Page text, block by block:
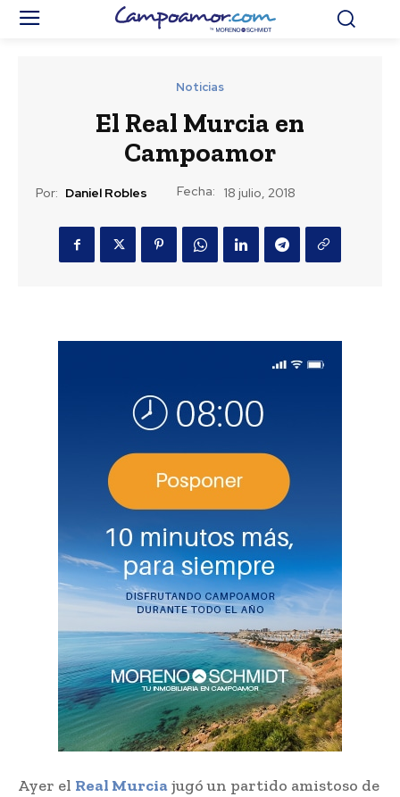
Noticias
El Real Murcia en
Campoamor
Por: Daniel Robles Fecha: 18 julio, 2018
Ayer el Real Murciajugó un partido amistoso de